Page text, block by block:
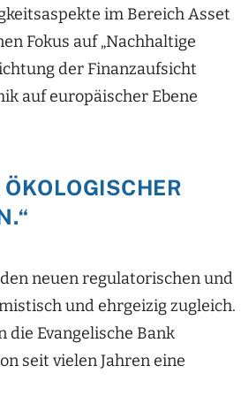
im Bereich Asset
Fokus auf „Nachhaltige
der Finanzaufsicht
auf europäischer Ebene
neuen regulatorischen und
und ehrgeizig zugleich.
Evangelische Bank
seit vielen Jahren eine